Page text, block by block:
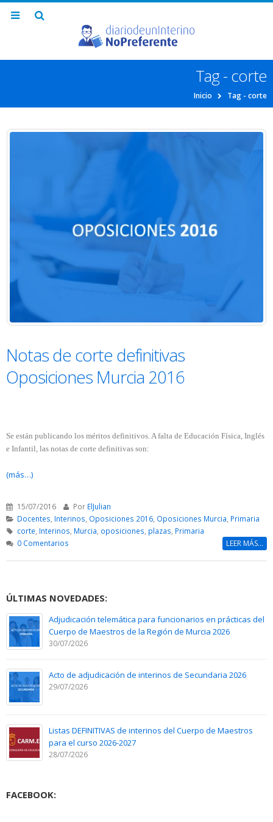
Tag - corte
Inicio Tag - corte
Notas de corte definitivas
Oposiciones Murcia 2016
Se están publicando los méritos definitivos. A falta de Educación Física, Inglés
e Infantil, las notas de corte definitivas son:
(más…)
15/07/2016 Por ElJulian
Docentes, Interinos, Oposiciones 2016, Oposiciones Murcia, Primaria
corte, Interinos, Murcia, oposiciones, plazas, Primaria
0 Comentarios
LEER MÁS...
ÚLTIMAS NOVEDADES:
Adjudicación telemática para funcionarios en prácticas del
Cuerpo de Maestros de la Región de Murcia 2026
30/07/2026
Acto de adjudicación de interinos de Secundaria 2026
29/07/2026
Listas DEFINITIVAS de interinos del Cuerpo de Maestros
para el curso 2026-2027
28/07/2026
FACEBOOK: